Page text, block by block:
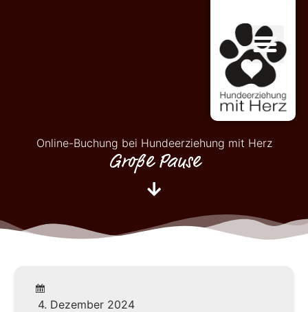
Online-Buchung bei Hundeerziehung mit Herz
Große Pause
4. Dezember 2024